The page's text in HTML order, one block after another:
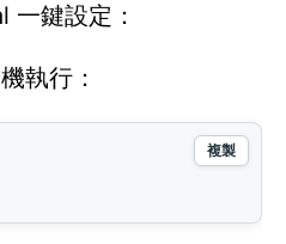
鍵設定：
執行：
複製